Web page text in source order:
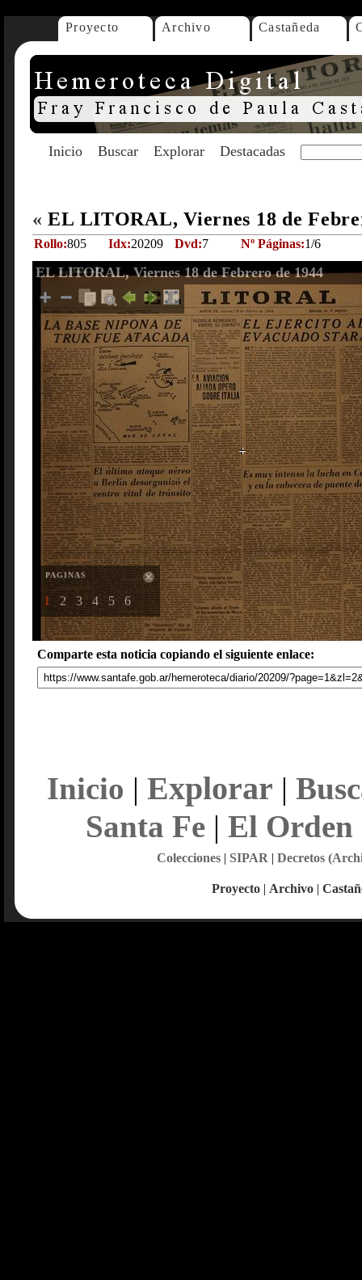
Proyecto Archivo Castañeda
Inicio Buscar Explorar Destacadas
« EL LITORAL, Viernes 18 de
Rollo:805 Idx:20209 Dvd:7 Nº Páginas:1/6
EL LITORAL, Viernes 18 de Febrero de 1944
PAGINAS
1 2 3 4 5 6
Comparte esta noticia copiando el siguiente enlace:
Inicio | Explorar |
Santa Fe| El Orden
Colecciones| SIPAR | Decretos
Proyecto | Archivo |